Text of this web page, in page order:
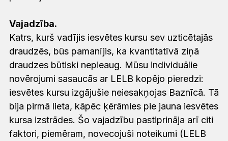
Vajadzība.
Katrs, kurš vadījis iesvētes kursu sev uzticētajās
draudzēs, būs pamanījis, ka kvantitatīvā ziņā
draudzes būtiski nepieaug. Mūsu individuālie
novērojumi sasaucās ar LELB kopējo pieredzi:
iesvētes kursu izgājušie neiesakņojas Baznīcā. Tā
bija pirmā lieta, kāpēc ķērāmies pie jauna iesvētes
kursa izstrādes. Šo vajadzību pastiprināja arī citi
faktori, piemēram, novecojuši noteikumi (LELB